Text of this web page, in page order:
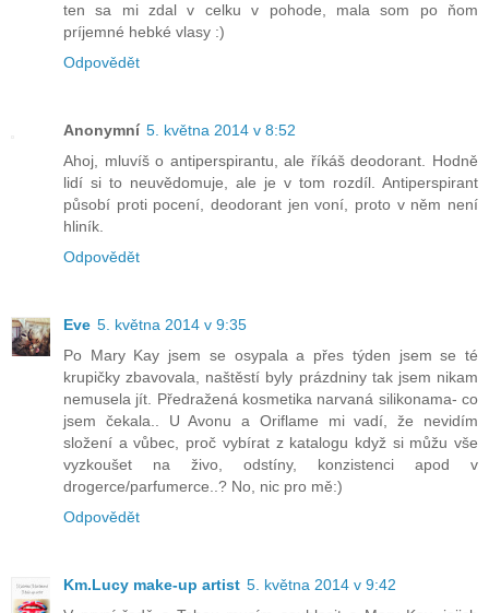
ten sa mi zdal v celku v pohode, mala som po ňom
príjemné hebké vlasy :)
Odpovědět
Anonymní 5. května 2014 v 8:52
Ahoj, mluvíš o antiperspirantu, ale říkáš deodorant. Hodně
lidí si to neuvědomuje, ale je v tom rozdíl. Antiperspirant
působí proti pocení, deodorant jen voní, proto v něm není
hliník.
Odpovědět
Eve 5. května 2014 v 9:35
Po Mary Kay jsem se osypala a přes týden jsem se té
krupičky zbavovala, naštěstí byly prázdniny tak jsem nikam
nemusela jít. Předražená kosmetika narvaná silikonama- co
jsem čekala.. U Avonu a Oriflame mi vadí, že nevidím
složení a vůbec, proč vybírat z katalogu když si můžu vše
vyzkoušet na živo, odstíny, konzistenci apod v
drogerce/parfumerce..? No, nic pro mě:)
Odpovědět
Km.Lucy make-up artist 5. května 2014 v 9:42